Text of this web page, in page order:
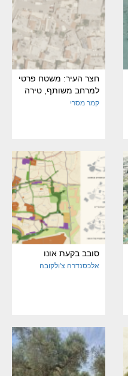
חצר העיר: משטח פרטי
למרחב משותף, טירה
קמר מסרי
סובב בקעת אונו
אלכסנדרה צ'ולקובה